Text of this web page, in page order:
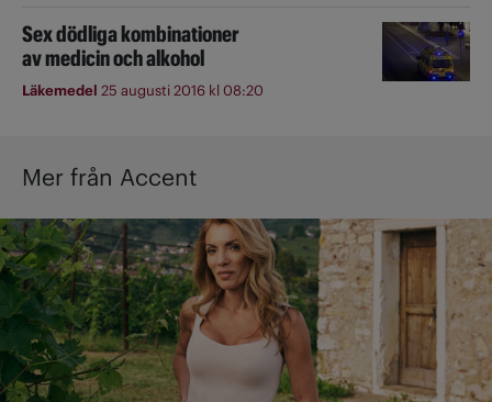
Sex dödliga kombinationer
av medicin och alkohol
Läkemedel 25 augusti 2016 kl 08:20
Mer från Accent